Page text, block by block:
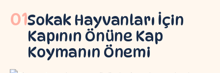
01Sokak Hayvanları İçin
Kapının Önüne Kap
Koymanın Önemi